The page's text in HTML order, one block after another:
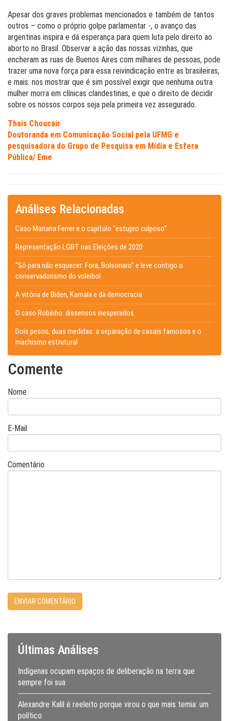
Apesar dos graves problemas mencionados e também de tantos
outros – como o próprio golpe parlamentar -, o avanço das
argentinas inspira e dá esperança para quem luta pelo direito ao
aborto no Brasil. Observar a ação das nossas vizinhas, que
encheram as ruas de Buenos Aires com milhares de pessoas, pode
trazer uma nova força para essa reivindicação entre as brasileiras,
e mais: nos mostrar que é sim possível exigir que nenhuma outra
mulher morra em clínicas clandestinas, e que o direito de decidir
sobre os nossos corpos seja pela primeira vez assegurado.
Thais Choucair
Doutoranda em Comunicação Social pela UFMG e
pesquisadora do Grupo de Pesquisa em Mídia e Esfera
Pública/ Eme
Análises Relacionadas
Caso Mariana Ferrer e o capítulo “estupro culposo”
Representação LGBT nas Eleições de 2020
“Só para não esquecer: Fora, Bolsonaro” e leve contigo o
conservadorismo do voleibol
A vitória de Biden, Kamala e da democracia
O caso Robinho: dissensos inesperados
Dois pesos, duas medidas: a separação de casais famosos e o
machismo estrutural
Comente
Nome
E-Mail
Comentário
Últimas Análises
Indígenas ocupam espaços de deliberação na terra que
sempre foi sua
Alexandre Kalil é reeleito porque virou o que mais temia: um
político